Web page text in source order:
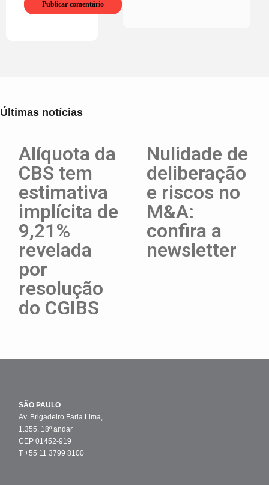
Últimas notícias
Alíquota da
CBS tem
estimativa
implícita de
9,21%
revelada
por
resolução
do CGIBS
Nulidade de
deliberação
e riscos no
M&A:
confira a
newsletter
SÃO PAULO
Av. Brigadeiro Faria Lima,
1.355, 18º andar
CEP 01452-919
T +55 11 3799 8100